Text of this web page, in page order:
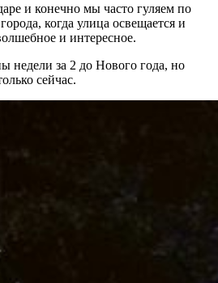
и конечно мы часто гуляем по
когда улица освещается и
и интересное.
недели за 2 до Нового года, но
сейчас.